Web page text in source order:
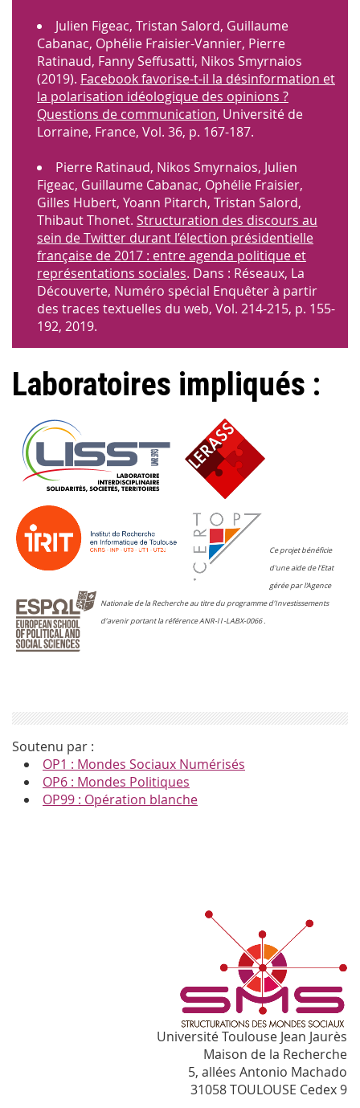
Julien Figeac, Tristan Salord, Guillaume
Cabanac, Ophélie Fraisier-Vannier, Pierre
Ratinaud, Fanny Seffusatti, Nikos Smyrnaios
(2019). Facebook favorise-t-il la désinformation et
la polarisation idéologique des opinions ?
Questions de communication, Université de
Lorraine, France, Vol. 36, p. 167-187.
Pierre Ratinaud, Nikos Smyrnaios, Julien
Figeac, Guillaume Cabanac, Ophélie Fraisier,
Gilles Hubert, Yoann Pitarch, Tristan Salord,
Thibaut Thonet. Structuration des discours au
sein de Twitter durant l’élection présidentielle
française de 2017 : entre agenda politique et
représentations sociales. Dans : Réseaux, La
Découverte, Numéro spécial Enquêter à partir
des traces textuelles du web, Vol. 214-215, p. 155-
192, 2019.
Laboratoires impliqués :
Ce projet bénéficie
d'une aide de l’Etat
gérée par l'Agence
Nationale de la Recherche au titre du programme d’Investissements
d’avenir portant la référence ANR-l l -LABX-0066 .
Soutenu par :
OP1 : Mondes Sociaux Numérisés
OP6 : Mondes Politiques
OP99 : Opération blanche
Université Toulouse Jean Jaurès
Maison de la Recherche
5, allées Antonio Machado
31058 TOULOUSE Cedex 9